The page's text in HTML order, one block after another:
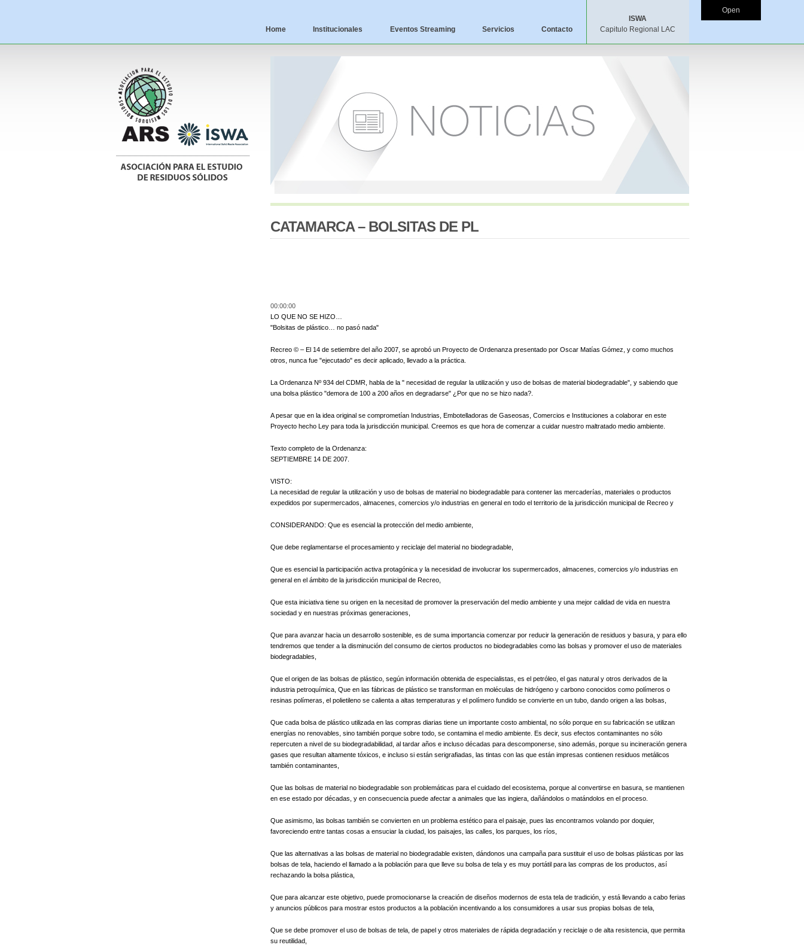
Home Institucionales Eventos Streaming Servicios Contacto
ISWA
Capitulo Regional LAC
CATAMARCA – BOLSITAS DE PL
00:00:00
LO QUE NO SE HIZO…
"Bolsitas de plástico… no pasó nada"
Recreo © – El 14 de setiembre del año 2007, se aprobó un Proyecto de Ordenanza presentado por Oscar Matías Gómez, y como muchos
otros, nunca fue "ejecutado" es decir aplicado, llevado a la práctica.
La Ordenanza Nº 934 del CDMR, habla de la " necesidad de regular la utilización y uso de bolsas de material biodegradable", y sabiendo que
una bolsa plástico "demora de 100 a 200 años en degradarse" ¿Por que no se hizo nada?.
A pesar que en la idea original se comprometían Industrias, Embotelladoras de Gaseosas, Comercios e Instituciones a colaborar en este
Proyecto hecho Ley para toda la jurisdicción municipal. Creemos es que hora de comenzar a cuidar nuestro maltratado medio ambiente.
Texto completo de la Ordenanza:
SEPTIEMBRE 14 DE 2007.
VISTO:
La necesidad de regular la utilización y uso de bolsas de material no biodegradable para contener las mercaderías, materiales o productos
expedidos por supermercados, almacenes, comercios y/o industrias en general en todo el territorio de la jurisdicción municipal de Recreo y
CONSIDERANDO: Que es esencial la protección del medio ambiente,
Que debe reglamentarse el procesamiento y reciclaje del material no biodegradable,
Que es esencial la participación activa protagónica y la necesidad de involucrar los supermercados, almacenes, comercios y/o industrias en
general en el ámbito de la jurisdicción municipal de Recreo,
Que esta iniciativa tiene su origen en la necesitad de promover la preservación del medio ambiente y una mejor calidad de vida en nuestra
sociedad y en nuestras próximas generaciones,
Que para avanzar hacia un desarrollo sostenible, es de suma importancia comenzar por reducir la generación de residuos y basura, y para ello
tendremos que tender a la disminución del consumo de ciertos productos no biodegradables como las bolsas y promover el uso de materiales
biodegradables,
Que el origen de las bolsas de plástico, según información obtenida de especialistas, es el petróleo, el gas natural y otros derivados de la
industria petroquímica, Que en las fábricas de plástico se transforman en moléculas de hidrógeno y carbono conocidos como polímeros o
resinas polímeras, el polietileno se calienta a altas temperaturas y el polímero fundido se convierte en un tubo, dando origen a las bolsas,
Que cada bolsa de plástico utilizada en las compras diarias tiene un importante costo ambiental, no sólo porque en su fabricación se utilizan
energías no renovables, sino también porque sobre todo, se contamina el medio ambiente. Es decir, sus efectos contaminantes no sólo
repercuten a nivel de su biodegradabilidad, al tardar años e incluso décadas para descomponerse, sino además, porque su incineración genera
gases que resultan altamente tóxicos, e incluso si están serigrafiadas, las tintas con las que están impresas contienen residuos metálicos
también contaminantes,
Que las bolsas de material no biodegradable son problemáticas para el cuidado del ecosistema, porque al convertirse en basura, se mantienen
en ese estado por décadas, y en consecuencia puede afectar a animales que las ingiera, dañándolos o matándolos en el proceso.
Que asimismo, las bolsas también se convierten en un problema estético para el paisaje, pues las encontramos volando por doquier,
favoreciendo entre tantas cosas a ensuciar la ciudad, los paisajes, las calles, los parques, los ríos,
Que las alternativas a las bolsas de material no biodegradable existen, dándonos una campaña para sustituir el uso de bolsas plásticas por las
bolsas de tela, haciendo el llamado a la población para que lleve su bolsa de tela y es muy portátil para las compras de los productos, así
rechazando la bolsa plástica,
Que para alcanzar este objetivo, puede promocionarse la creación de diseños modernos de esta tela de tradición, y está llevando a cabo ferias
y anuncios públicos para mostrar estos productos a la población incentivando a los consumidores a usar sus propias bolsas de tela,
Que se debe promover el uso de bolsas de tela, de papel y otros materiales de rápida degradación y reciclaje o de alta resistencia, que permita
su reutilidad,
Open